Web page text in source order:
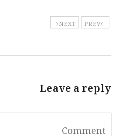
PREV
NEXT
Leave a reply